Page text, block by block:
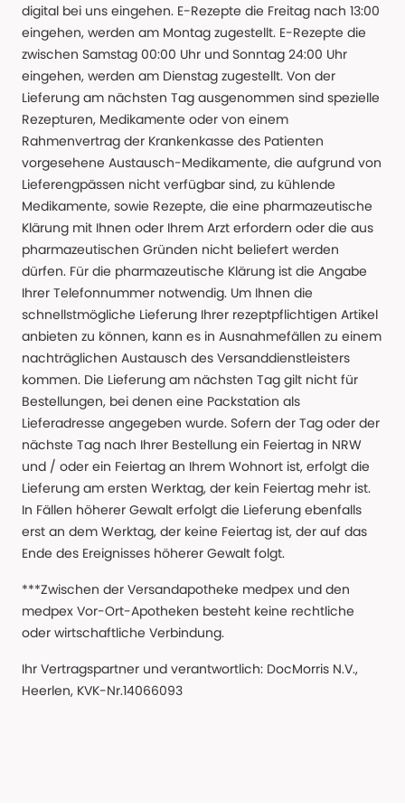
digital bei uns eingehen. E-Rezepte die Freitag nach 13:00
eingehen, werden am Montag zugestellt. E-Rezepte die
zwischen Samstag 00:00 Uhr und Sonntag 24:00 Uhr
eingehen, werden am Dienstag zugestellt. Von der
Lieferung am nächsten Tag ausgenommen sind spezielle
Rezepturen, Medikamente oder von einem
Rahmenvertrag der Krankenkasse des Patienten
vorgesehene Austausch-Medikamente, die aufgrund von
Lieferengpässen nicht verfügbar sind, zu kühlende
Medikamente, sowie Rezepte, die eine pharmazeutische
Klärung mit Ihnen oder Ihrem Arzt erfordern oder die aus
pharmazeutischen Gründen nicht beliefert werden
dürfen. Für die pharmazeutische Klärung ist die Angabe
Ihrer Telefonnummer notwendig. Um Ihnen die
schnellstmögliche Lieferung Ihrer rezeptpflichtigen Artikel
anbieten zu können, kann es in Ausnahmefällen zu einem
nachträglichen Austausch des Versanddienstleisters
kommen. Die Lieferung am nächsten Tag gilt nicht für
Bestellungen, bei denen eine Packstation als
Lieferadresse angegeben wurde. Sofern der Tag oder der
nächste Tag nach Ihrer Bestellung ein Feiertag in NRW
und / oder ein Feiertag an Ihrem Wohnort ist, erfolgt die
Lieferung am ersten Werktag, der kein Feiertag mehr ist.
In Fällen höherer Gewalt erfolgt die Lieferung ebenfalls
erst an dem Werktag, der keine Feiertag ist, der auf das
Ende des Ereignisses höherer Gewalt folgt.
***Zwischen der Versandapotheke medpex und den
medpex Vor-Ort-Apotheken besteht keine rechtliche
oder wirtschaftliche Verbindung.
Ihr Vertragspartner und verantwortlich: DocMorris N.V.,
Heerlen, KVK-Nr.14066093